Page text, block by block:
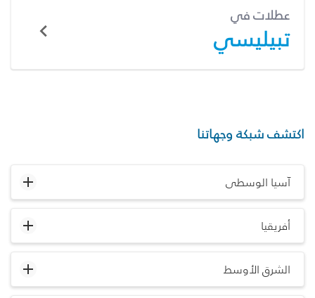
عطلات في
تبيليسي
اكتشف شبكة وجهاتنا
آسيا الوسطى
أفريقيا
الشرق الأوسط